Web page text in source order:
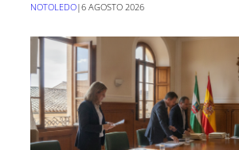
NOTOLEDO|6 AGOSTO 2026